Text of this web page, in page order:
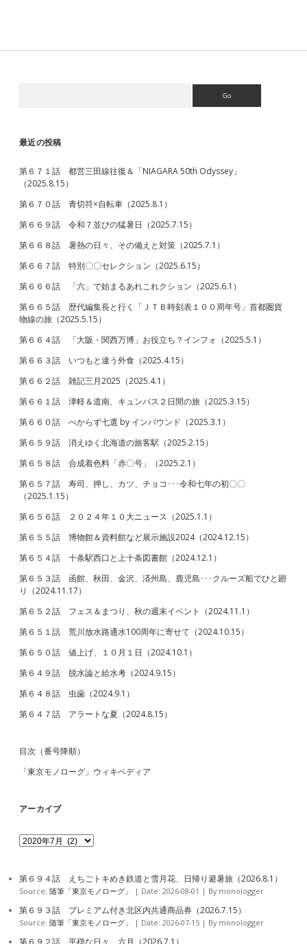
カ
両
地
と
（2020.7.1）
最近の投稿
第６７１話 都営三田線往復＆「NIAGARA 50th Odyssey」
（2025.8.15）
第６７０話 青切符×自転車（2025.8.1）
第６６９話 令和７並びの猛暑日（2025.7.15）
第６６８話 暑熱の日々、その備えと対策（2025.7.1）
第６６７話 特別〇〇セレクション（2025.6.15）
第６６６話 「六」で始まるあれこれクション（2025.6.1）
第６６５話 歴代編集長と行く「ＪＴＢ時刻表１００周年号」首都圏貨
物線の旅（2025.5.15）
第６６４話 「大阪・関西万博」お役立ち？インフォ（2025.5.1）
第６６３話 いつもと違う外食（2025.4.15）
第６６２話 雑記三月2025（2025.4.1）
第６６１話 津軽＆道南、キュンパス２日間の旅（2025.3.15）
第６６０話 べからず七選 by インバウンド（2025.3.1）
第６５９話 消えゆく北海道の旅客駅（2025.2.15）
第６５８話 合成着色料「赤〇号」（2025.2.1）
第６５７話 寿司、押し、カツ、チョコ･･･令和七年の初〇〇
（2025.1.15）
第６５６話 ２０２４年１０大ニュース（2025.1.1）
第６５５話 博物館＆資料館など展示施設2024（2024.12.15）
第６５４話 十条駅西口と上十条図書館（2024.12.1）
第６５３話 函館、秋田、金沢、済州島、鹿児島･･･クルーズ船でひと廻
り（2024.11.17）
第６５２話 フェス＆まつり、秋の週末イベント（2024.11.1）
第６５１話 荒川放水路通水100周年に寄せて（2024.10.15）
第６５０話 値上げ、１０月１日（2024.10.1）
第６４９話 脱水論と給水考（2024.9.15）
第６４８話 虫歯（2024.9.1）
第６４７話 アラートな夏（2024.8.15）
目次（番号降順）
「東京モノローグ」ウィキペディア
アーカイブ
ア
ー
イ
ブ
第６９４話 えちごトキめき鉄道と雪月花、日帰り避暑旅（2026.8.1）
Source: 随筆「東京モノローグ」 Date: 2026-08-01 By monologger
第６９３話 プレミアム付き北区内共通商品券（2026.7.15）
Source: 随筆「東京モノローグ」 Date: 2026-07-15 By monologger
第６９２話 平穏な日々、六月（2026.7.1）